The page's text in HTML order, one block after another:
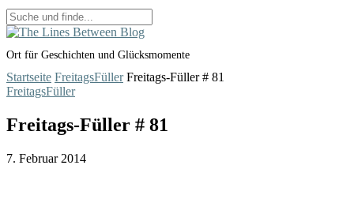
Ort für Geschichten und Glücksmomente
Startseite FreitagsFüller Freitags-Füller # 81
FreitagsFüller
Freitags-Füller # 81
7. Februar 2014